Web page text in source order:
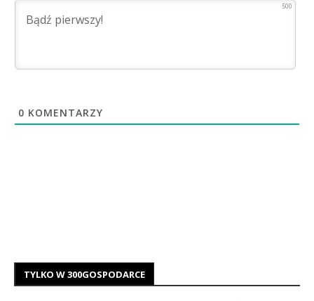
500
0 KOMENTARZY
TYLKO W 300GOSPODARCE